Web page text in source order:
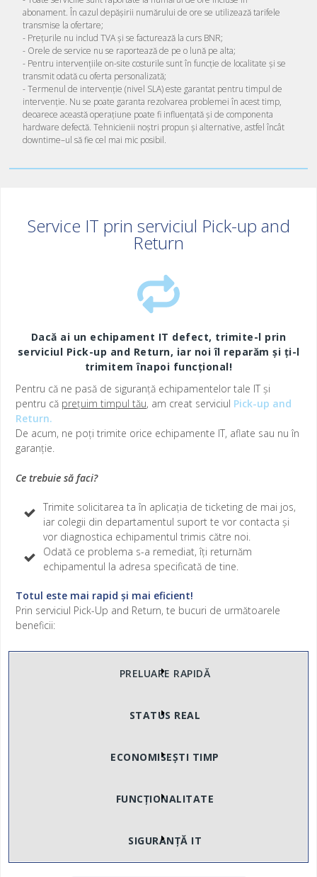
abonament. În cazul depășirii numărului de ore se utilizează tarifele
transmise la ofertare;
- Prețurile nu includ TVA și se facturează la curs BNR;
- Orele de service nu se raportează de pe o lună pe alta;
- Pentru intervențiile on-site costurile sunt în funcție de localitate și se
transmit odată cu oferta personalizată;
- Termenul de intervenție (nivel SLA) este garantat pentru timpul de
intervenție. Nu se poate garanta rezolvarea problemei în acest timp,
deoarece această operațiune poate fi influențată și de componenta
hardware defectă. Tehnicienii noștri propun și alternative, astfel încât
downtime–ul să fie cel mai mic posibil.
Service IT prin serviciul Pick-up and
Return
Dacă ai un echipament IT defect, trimite-l prin
serviciul Pick-up and Return, iar noi îl reparăm și ți-l
trimitem înapoi funcțional!
Pentru că ne pasă de siguranță echipamentelor tale IT și
pentru că prețuim timpul tău, am creat serviciul Pick-up and
Return.
De acum, ne poți trimite orice echipamente IT, aflate sau nu în
garanție.
Ce trebuie să faci?
Trimite solicitarea ta în aplicația de ticketing de mai jos,
iar colegii din departamentul suport te vor contacta și
vor diagnostica echipamentul trimis către noi.
Odată ce problema s-a remediat, îți returnăm
echipamentul la adresa specificată de tine.
Totul este mai rapid și mai eficient!
Prin serviciul Pick-Up and Return, te bucuri de următoarele
beneficii:
PRELUARE RAPIDĂ
STATUS REAL
ECONOMISEȘTI TIMP
FUNCȚIONALITATE
SIGURANȚĂ IT